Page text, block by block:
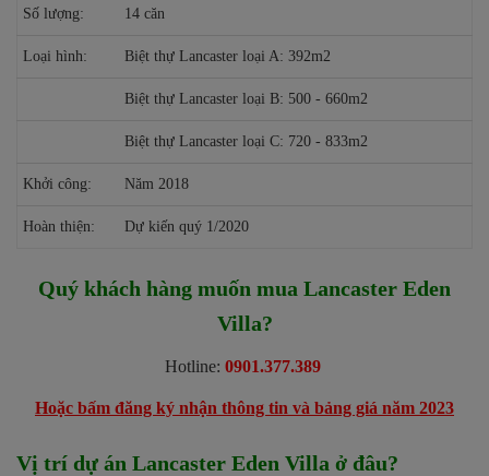
Số lượng: 14 căn
Loại hình: Biệt thự Lancaster loại A: 392m2
Biệt thự Lancaster loại B: 500 - 660m2
Biệt thự Lancaster loại C: 720 - 833m2
Khởi công: Năm 2018
Hoàn thiện: Dự kiến quý 1/2020
Quý khách hàng muốn mua Lancaster Eden
Villa?
Hotline: 0901.377.389
Hoặc bấm đăng ký nhận thông tin và bảng giá năm 2023
Vị trí dự án Lancaster Eden Villa ở đâu?